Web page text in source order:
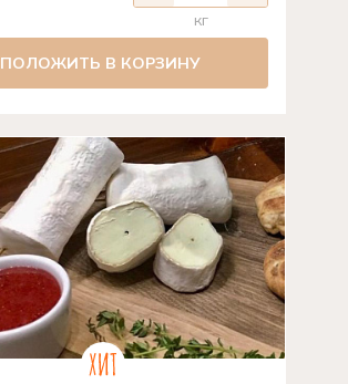
кг
ПОЛОЖИТЬ В КОРЗИНУ